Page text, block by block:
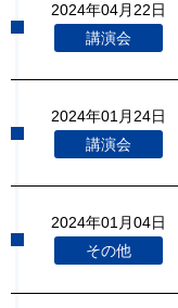
2024年04月22日
講演会
2024年01月24日
講演会
2024年01月04日
その他